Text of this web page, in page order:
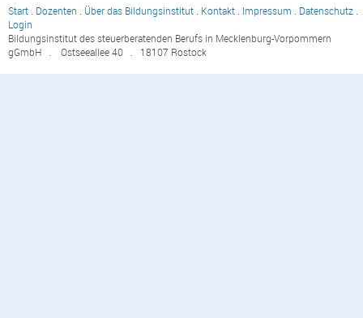
Start Dozenten Über das Bildungsinstitut Kontakt Impressum Datenschutz
Login
Bildungsinstitut des steuerberatenden Berufs in Mecklenburg-Vorpommern
gGmbH . Ostseeallee 40 . 18107 Rostock